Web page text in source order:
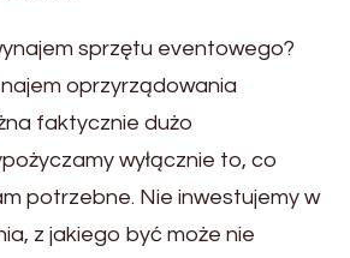
sprzętu eventowego?
oprzyrządowania
faktycznie dużo
wyłącznie to, co
potrzebne. Nie inwestujemy w
z jakiego być może nie